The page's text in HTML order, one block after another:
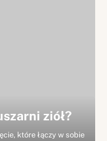
ziół?
które łączy w sobie